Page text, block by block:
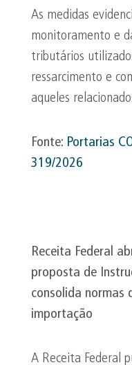
As medidas
monitoramento e
tributários
ressarcimento e
aqueles
Fonte: Portarias
319/2026
Receita Federal
proposta de
consolida normas
importação
A Receita Federal